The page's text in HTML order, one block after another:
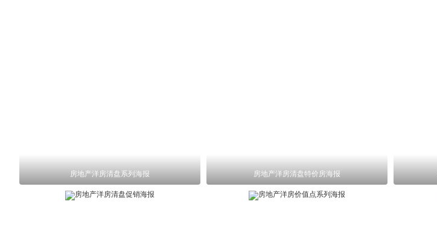
房地产洋房清盘系列海报 房地产洋房清盘特价房海报